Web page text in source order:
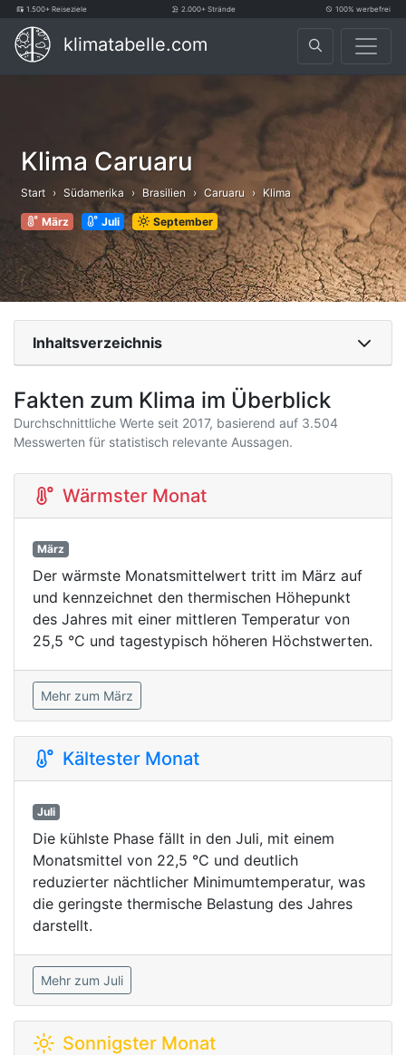
1.500+ Reiseziele 2.000+ Strände 100% werbefrei
klimatabelle.com
Klima Caruaru
Start Südamerika Brasilien Caruaru Klima
März Juli September
Inhaltsverzeichnis
Fakten zum Klima im Überblick
Durchschnittliche Werte seit 2017, basierend auf 3.504
Messwerten für statistisch relevante Aussagen.
Wärmster Monat
März
Der wärmste Monatsmittelwert tritt im März auf
und kennzeichnet den thermischen Höhepunkt
des Jahres mit einer mittleren Temperatur von
25,5 °C und tagestypisch höheren Höchstwerten.
Mehr zum März
Kältester Monat
Juli
Die kühlste Phase fällt in den Juli, mit einem
Monatsmittel von 22,5 °C und deutlich
reduzierter nächtlicher Minimumtemperatur, was
die geringste thermische Belastung des Jahres
darstellt.
Mehr zum Juli
Sonnigster Monat